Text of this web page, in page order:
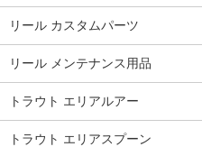
リール カスタムパーツ
リール メンテナンス用品
トラウト エリアルアー
トラウト エリアスプーン